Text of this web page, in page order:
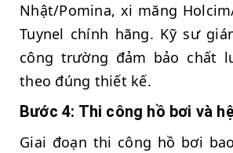
Nhật/Pomina, xi măng
Tuynel chính hãng. Kỹ sư
công trường đảm bảo chất
theo đúng thiết kế.
Bước 4: Thi công hồ bơi và
Giai đoạn thi công hồ bơi